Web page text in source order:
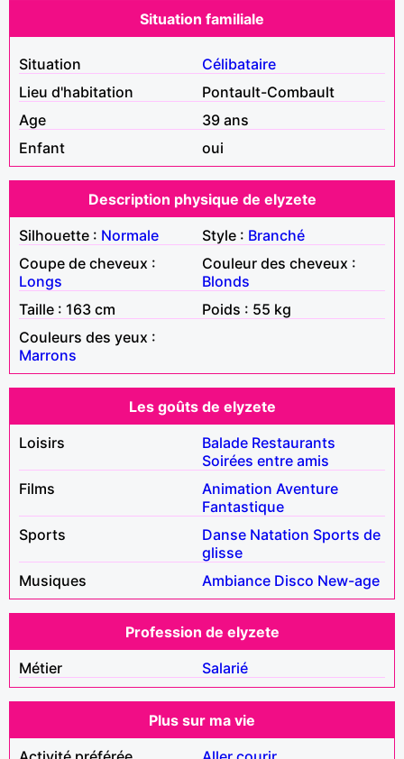
Situation familiale
Situation
Célibataire
Lieu d'habitation
Pontault-Combault
Age
39 ans
Enfant
oui
Description physique de elyzete
Silhouette : Normale Style : Branché
Coupe de cheveux :
Longs
Couleur des cheveux :
Blonds
Taille : 163 cm
Poids : 55 kg
Couleurs des yeux :
Marrons
Les goûts de elyzete
Loisirs
Balade Restaurants
Soirées entre amis
Films
Animation Aventure
Fantastique
Sports
Danse Natation Sports de
glisse
Musiques
Ambiance Disco New-age
Profession de elyzete
Métier
Salarié
Plus sur ma vie